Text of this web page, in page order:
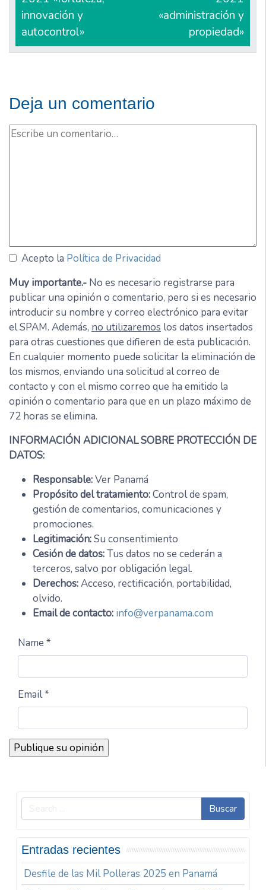
innovación y
autocontrol»
«administración y
propiedad»
Deja un comentario
Acepto la Política de Privacidad
Muy importante.- No es necesario registrarse para
publicar una opinión o comentario, pero si es necesario
introducir su nombre y correo electrónico para evitar
el SPAM. Además, no utilizaremos los datos insertados
para otras cuestiones que difieren de esta publicación.
En cualquier momento puede solicitar la eliminación de
los mismos, enviando una solicitud al correo de
contacto y con el mismo correo que ha emitido la
opinión o comentario para que en un plazo máximo de
72 horas se elimina.
INFORMACIÓN ADICIONAL SOBRE PROTECCIÓN DE
DATOS:
Responsable:Ver Panamá
Propósito del tratamiento:Control de spam,
gestión de comentarios, comunicaciones y
promociones.
Legitimación:Su consentimiento
Cesión de datos:Tus datos no se cederán a
terceros, salvo por obligación legal.
Derechos:Acceso, rectificación, portabilidad,
olvido.
Email de contacto: info@verpanama.com
Name *
Email *
Buscar
Entradas recientes
Desfile de las Mil Polleras 2025 en Panamá